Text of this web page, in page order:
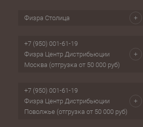
Физра Столица
+7 (950) 001-61-19
Физра Центр Дистрибьюции
Москва (отгрузка от 50 000 руб)
+7 (950) 001-61-19
Физра Центр Дистрибьюции
Поволжье (отгрузка от 50 000 руб)